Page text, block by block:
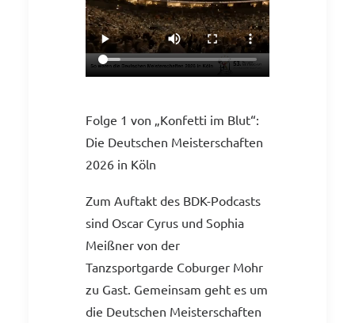
Folge 1 von „Konfetti im Blut“:
Die Deutschen Meisterschaften
2026 in Köln
Zum Auftakt des BDK-Podcasts
sind Oscar Cyrus und Sophia
Meißner von der
Tanzsportgarde Coburger Mohr
zu Gast. Gemeinsam geht es um
die Deutschen Meisterschaften